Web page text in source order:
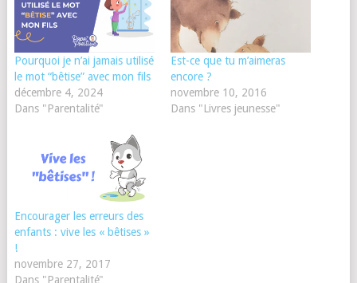
Pourquoi je n’ai jamais utilisé
le mot “bêtise” avec mon fils
décembre 4, 2024
Dans "Parentalité"
Est-ce que tu m’aimeras
encore ?
novembre 10, 2016
Dans "Livres jeunesse"
Encourager les erreurs des
enfants : vive les « bêtises »
!
novembre 27, 2017
Dans "Parentalité"